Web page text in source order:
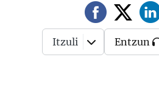
Itzuli Entzun